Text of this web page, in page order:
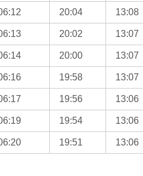
20:04 13:08
20:02 13:07
20:00 13:07
19:58 13:07
19:56 13:06
19:54 13:06
19:51 13:06